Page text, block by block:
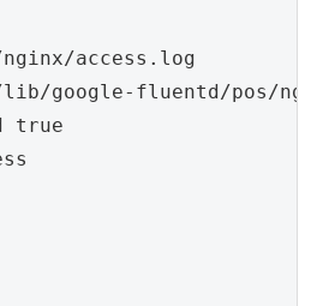
access.log
google-fluentd/pos/
true